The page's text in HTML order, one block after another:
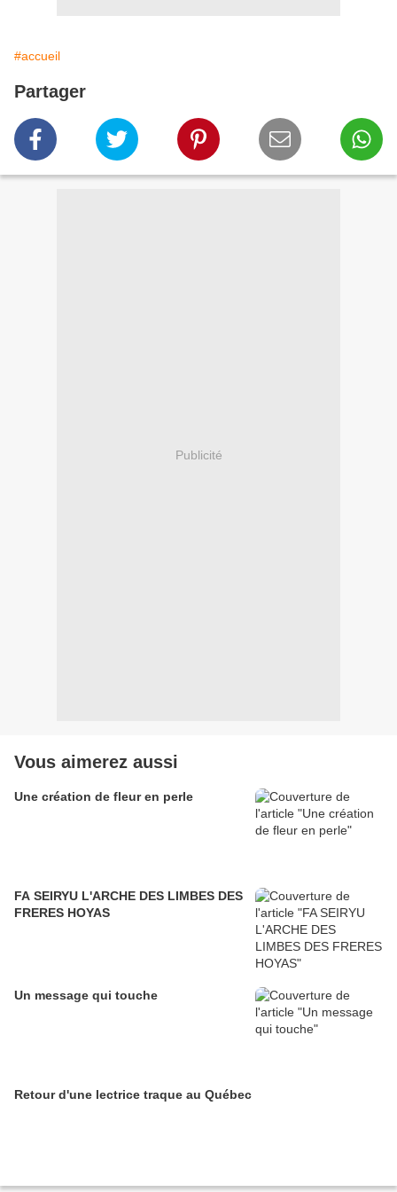
#accueil
Partager
Publicité
Vous aimerez aussi
Une création de fleur en perle
FA SEIRYU L'ARCHE DES LIMBES DES
FRERES HOYAS
Un message qui touche
Retour d'une lectrice traque au Québec